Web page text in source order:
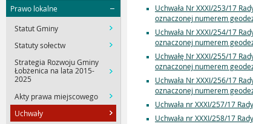
Prawo lokalne
Statut Gminy
Statuty sołectw
Strategia Rozwoju Gminy
Łobżenica na lata 2015-
2025
Akty prawa miejscowego
Uchwały
Uchwała Nr XXXI/253/17
oznaczonej numerem
Uchwała Nr XXXI/254/17
oznaczonej numerem
Uchwałę Nr XXXI/255/17
oznaczonej numerem
Uchwała Nr XXXI/256/17
oznaczonej numerem
Uchwała nr XXXI/257/17
Uchwała nr XXXI/258/17